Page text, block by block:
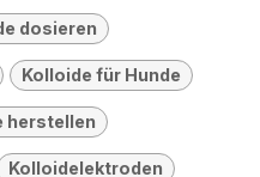
dosieren
Kolloide für Hunde
herstellen
Kolloidelektroden